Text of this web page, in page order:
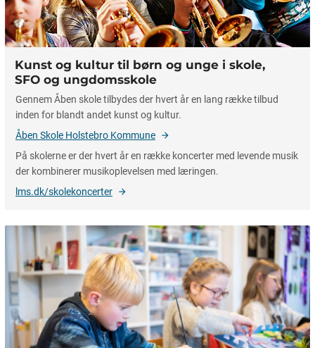
Kunst og kultur til børn og unge i skole,
SFO og ungdomsskole
Gennem Åben skole tilbydes der hvert år en lang række tilbud
inden for blandt andet kunst og kultur.
Åben Skole Holstebro Kommune
På skolerne er der hvert år en række koncerter med levende musik
der kombinerer musikoplevelsen med læringen.
lms.dk/skolekoncerter